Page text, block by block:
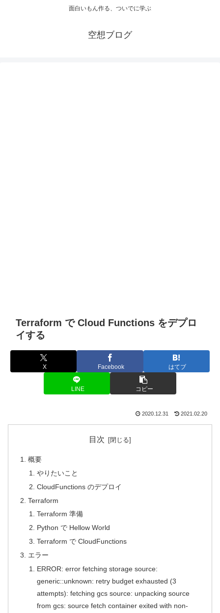
面白いもん作る、ついでに学ぶ
空想ブログ
Terraform で Cloud Functions をデプロ
イする
X Facebook はてブ
LINE コピー
2020.12.31 2021.02.20
目次
概要
やりたいこと
CloudFunctions のデプロイ
Terraform
Terraform 準備
Python で Hellow World
Terraform で CloudFunctions
エラー
ERROR: error fetching storage source:
generic::unknown: retry budget exhausted (3
attempts): fetching gcs source: unpacking source
from gcs: source fetch container exited with non-